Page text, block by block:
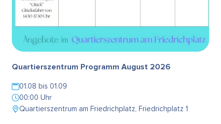
Quartierszentrum Programm August 2026
01.08 bis 01.09
00:00 Uhr
Quartierszentrum am Friedrichplatz, Friedrichplatz 1